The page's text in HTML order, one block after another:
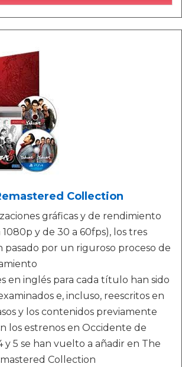
Collection
gráficas y de rendimiento
1080p y de 30 a 60fps), los tres
pasado por un riguroso proceso de
en inglés para cada título han sido
e, incluso, reescritos en
y los contenidos previamente
los estrenos en Occidente de
y 5 se han vuelto a añadir en The
Collection